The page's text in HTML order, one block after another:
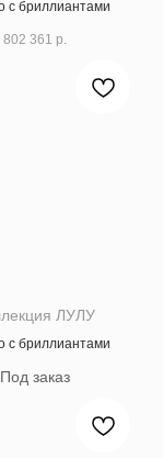
с бриллиантами
802 361 р.
ЛУЛУ
с бриллиантами